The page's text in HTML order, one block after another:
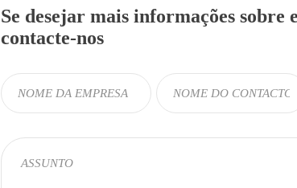
Se desejar mais informações sobre
contacte-nos